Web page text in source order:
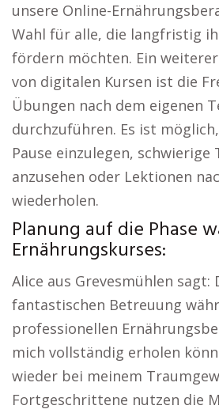
unsere Online-
Wahl für alle, die langfristig
fördern möchten. Ein
von digitalen Kursen ist die
Übungen nach dem eigenen
durchzuführen. Es ist
Pause einzulegen, schwierige
anzusehen oder Lektionen
wiederholen.
Planung auf die Phase
Ernährungskurses:
Alice aus Grevesmühlen sagt:
fantastischen Betreuung
professionellen
mich vollständig erholen
wieder bei meinem
Fortgeschrittene nutzen die